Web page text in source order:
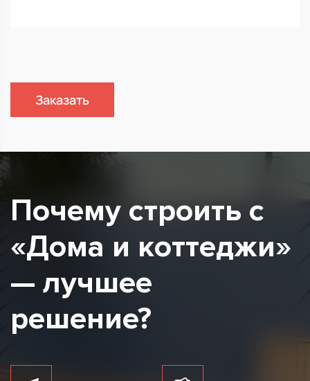
Заказать
Почему строить с
«Дома и коттеджи»
— лучшее
решение?